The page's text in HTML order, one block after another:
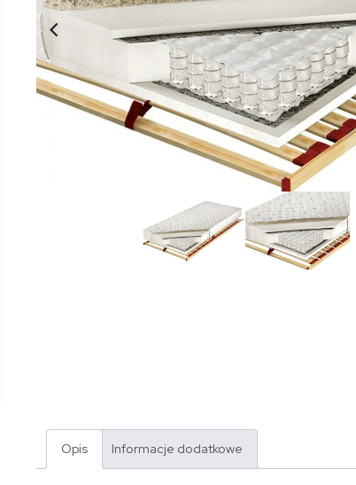
Opis Informacje dodatkowe